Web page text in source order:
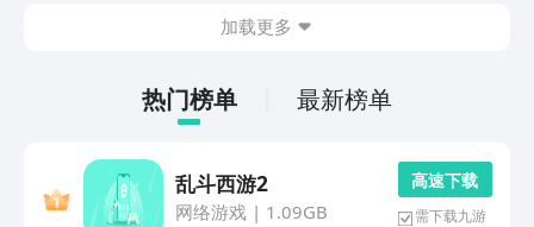
加载更多
热门榜单 最新榜单
乱斗西游2
网络游戏| 1.09GB
高 速 下 载
需下载九游